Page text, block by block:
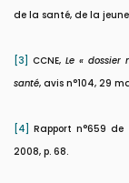
de la santé, de la
[3] CCNE, Le « dossier
santé, avis n°104, 29
[4] Rapport n°659 de
2008, p. 68.